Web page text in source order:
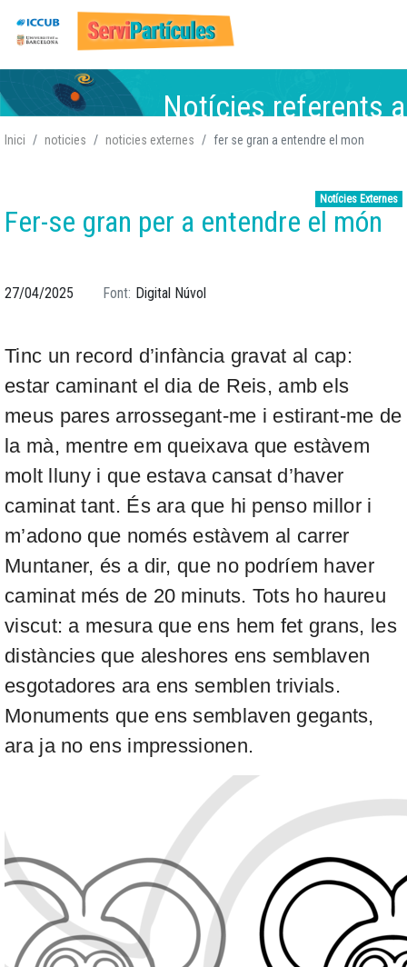
al
Nuclear, Gravitació,
Atòmica i Nuclear,
Gravitació, Cosmologia
Atòmica i Nuclear,
Gravitació, Cosmologia
Atòmica i Nuclear,
Gravitació, Cosmologia
Notícies referents a
Inici noticies noticies externes fer se gran a entendre el mon
Notícies Externes
Fer-se gran per a entendre el món
27/04/2025 Font Digital Núvol
Tinc un record d’infància gravat al cap:
estar caminant el dia de Reis, amb els
meus pares arrossegant-me i estirant-me de
la mà, mentre em queixava que estàvem
molt lluny i que estava cansat d’haver
caminat tant. És ara que hi penso millor i
m’adono que només estàvem al carrer
Muntaner, és a dir, que no podríem haver
caminat més de 20 minuts. Tots ho haureu
viscut: a mesura que ens hem fet grans, les
distàncies que aleshores ens semblaven
esgotadores ara ens semblen trivials.
Monuments que ens semblaven gegants,
ara ja no ens impressionen.